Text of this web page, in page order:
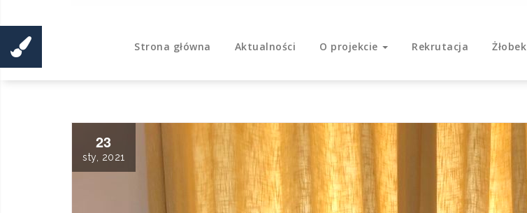
Strona główna Aktualności O projekcie Rekrutacja Żłobek
23
sty, 2021